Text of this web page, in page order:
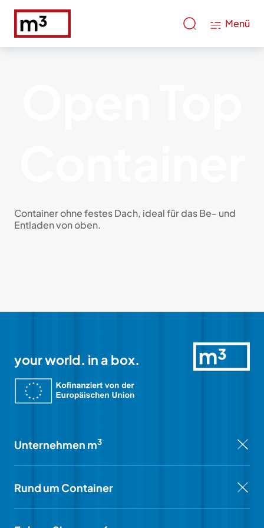
Menü
Container ohne festes Dach, ideal für das Be- und
Entladen von oben.
your world. in a box.
Unternehmen m3
Rund um Container